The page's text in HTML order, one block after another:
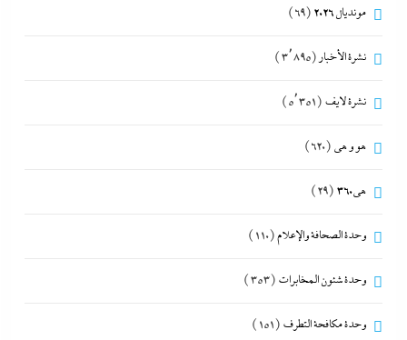
مونديال 2026 (69)
نشرة الأخبار (3٬895)
نشرة لايف (5٬351)
هو و هي (620)
هى360 (29)
وحدة الصحافة والإعلام(110)
وحدة شئون المخابرات (353)
وحدة مكافحة التطرف (151)